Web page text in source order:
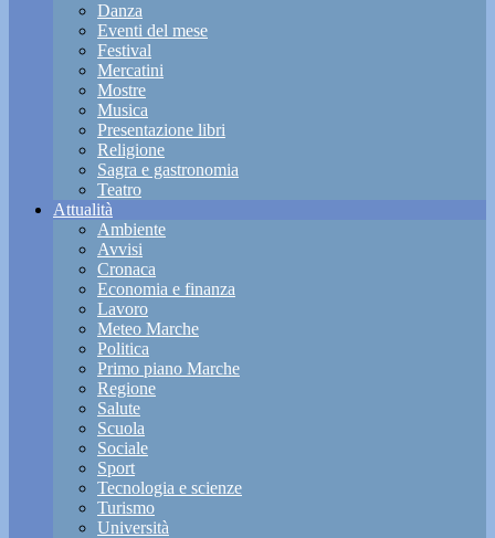
Danza
Eventi del mese
Festival
Mercatini
Mostre
Musica
Presentazione libri
Religione
Sagra e gastronomia
Teatro
Attualità
Ambiente
Avvisi
Cronaca
Economia e finanza
Lavoro
Meteo Marche
Politica
Primo piano Marche
Regione
Salute
Scuola
Sociale
Sport
Tecnologia e scienze
Turismo
Università